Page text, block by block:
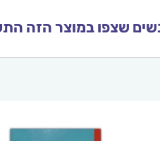
שצפו במוצר הזה